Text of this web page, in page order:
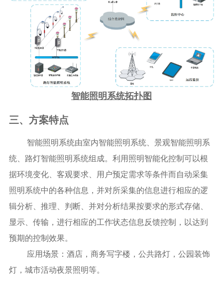
智能照明系统拓扑图
三、方案特点
智能照明系统由室内智能照明系统、景观智能照明系
统、路灯智能照明系统组成。利用照明智能化控制可以根
据环境变化、客观要求、用户预定需求等条件而自动采集
照明系统中的各种信息，并对所采集的信息进行相应的逻
辑分析、推理、判断、并对分析结果按要求的形式存储、
显示、传输，进行相应的工作状态信息反馈控制，以达到
预期的控制效果。
应用场景：酒店，商务写字楼，公共路灯，公园装饰
灯，城市活动夜景照明等。